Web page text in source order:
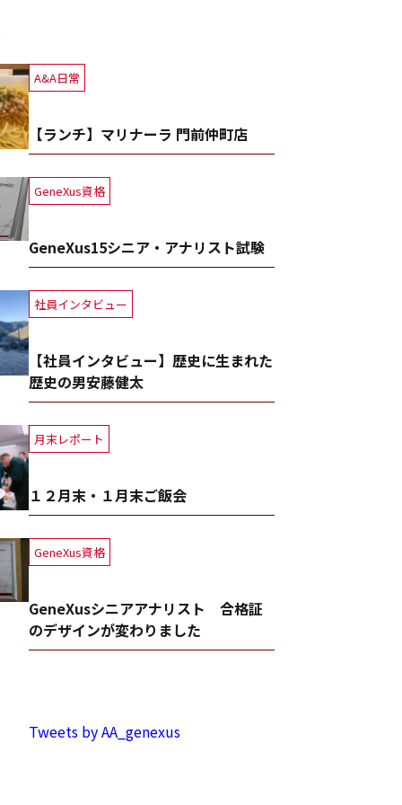
A&A日常
【ランチ】マリナーラ 門前仲町店
GeneXus資格
GeneXus15シニア・アナリスト試験
社員インタビュー
【社員インタビュー】歴史に生まれた
歴史の男安藤健太
月末レポート
１２月末・１月末ご飯会
GeneXus資格
GeneXusシニアアナリスト 合格証
のデザインが変わりました
Tweets by AA_genexus